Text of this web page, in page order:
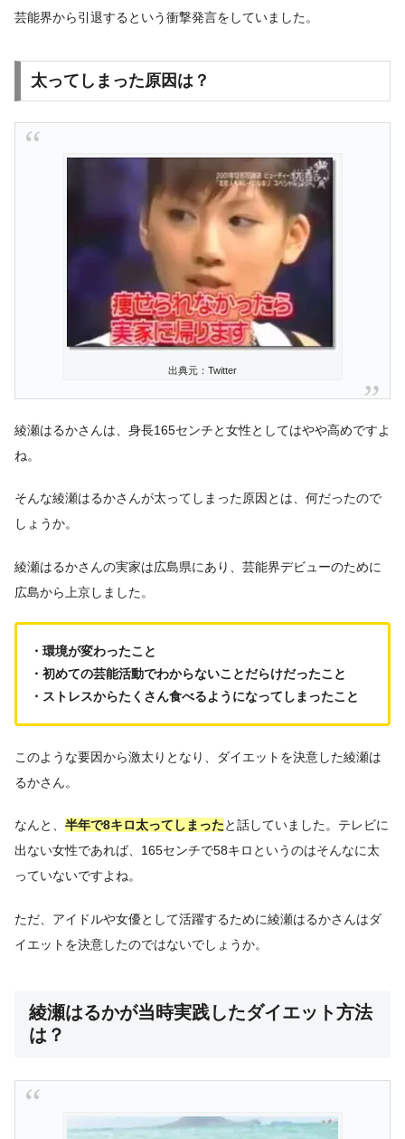
芸能界から引退するという衝撃発言をしていました。
太ってしまった原因は？
出典元：Twitter
綾瀬はるかさんは、身長165センチと女性としてはやや高めですよ
ね。
そんな綾瀬はるかさんが太ってしまった原因とは、何だったので
しょうか。
綾瀬はるかさんの実家は広島県にあり、芸能界デビューのために
広島から上京しました。
・環境が変わったこと
・初めての芸能活動でわからないことだらけだったこと
・ストレスからたくさん食べるようになってしまったこと
このような要因から激太りとなり、ダイエットを決意した綾瀬は
るかさん。
なんと、 半年で8キロ太ってしまったと話していました。テレビに
出ない女性であれば、165センチで58キロというのはそんなに太
っていないですよね。
ただ、アイドルや女優として活躍するために綾瀬はるかさんはダ
イエットを決意したのではないでしょうか。
綾瀬はるかが当時実践したダイエット方法
は？